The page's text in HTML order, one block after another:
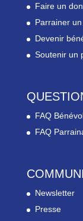
Faire un don
Parrainer
Devenir
Soutenir un
FAQ
FAQ
Newsletter
Presse